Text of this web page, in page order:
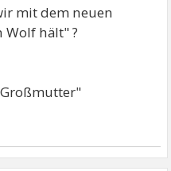
mit dem neuen
Wolf hält" ?